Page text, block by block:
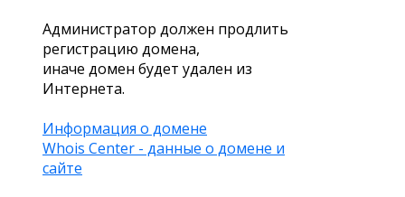
Администратор должен продлить
регистрацию домена,
иначе домен будет удален из
Интернета.
Информация о домене
Whois Center - данные о домене и
сайте